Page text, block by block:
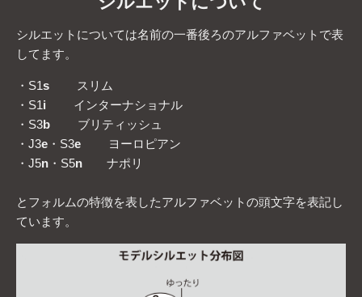
シルエットについては名前の一番後ろのアルファベットで表
してます。
・S1s スリム
・S1i インターナショナル
・S3b ブリティッシュ
・J3e ・S3e ヨーロピアン
・J5n ・S5n ナポリ
とフォルムの特徴を表したアルファベットの頭文字を表記し
ています。